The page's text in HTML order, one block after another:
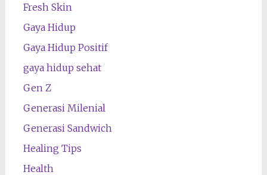
Fresh Skin
Gaya Hidup
Gaya Hidup Positif
gaya hidup sehat
Gen Z
Generasi Milenial
Generasi Sandwich
Healing Tips
Health